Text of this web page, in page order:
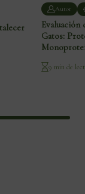
Autor
Evaluación
Gatos:
9 min de